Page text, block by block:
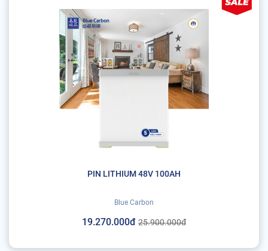
PIN LITHIUM 48V 100AH
Blue Carbon
19.270.000đ 25.900.000đ